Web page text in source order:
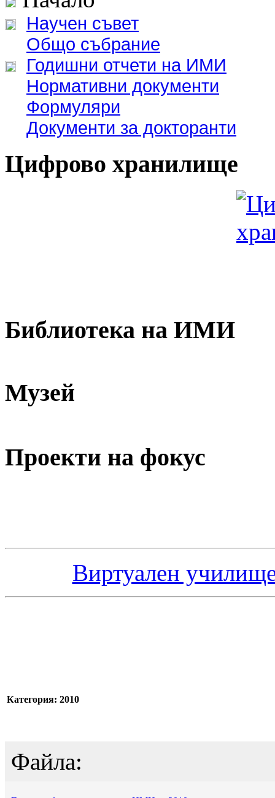
Научен съвет
Общо събрание
Годишни отчети на ИМИ
Нормативни документи
Формуляри
Документи за докторанти
Цифрово хранилище
Библиотека на ИМИ
Музей
Проекти на фокус
Виртуален
Категория: 2010
Файла: